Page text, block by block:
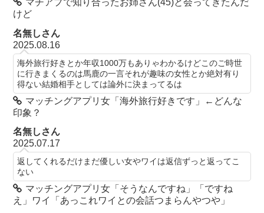
マチアプで知り合ったお姉さん(45)と会ってきたんだ
けど
名無しさん
2025.08.16
海外旅行好きとか年収1000万もありゃわかるけどこのご時世
に行きまくるのは馬鹿の一言それが趣味の女性とか絶対有り
得ない結婚相手としては論外に決まってるは
マッチングアプリ女「海外旅行好きです」←どんな
印象？
名無しさん
2025.07.17
返してくれるだけまだ優しい女やワイは返信ずっと返ってこ
ない
マッチングアプリ女「そうなんですね」「ですね
え」ワイ「あっこれワイとの会話つまらんやつや」